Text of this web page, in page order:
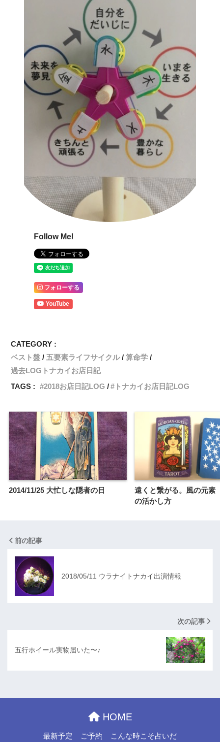
Follow Me!
フォローする
YouTube
CATEGORY :
ベスト盤
五要素ライフサイクル
算命学
過去LOGトナカイお店日記
TAGS :
2018お店日記LOG トナカイお店日記LOG
2014/11/25 大忙しな隠者の日
遠くと繋がる。風の元素
の活かし方
前の記事
2018/05/11 ウラナイトナカイ出演情報
次の記事
五行ホイール実物届いた〜♪
HOME
最新予定 ご予約 こんな時こそ占いだ